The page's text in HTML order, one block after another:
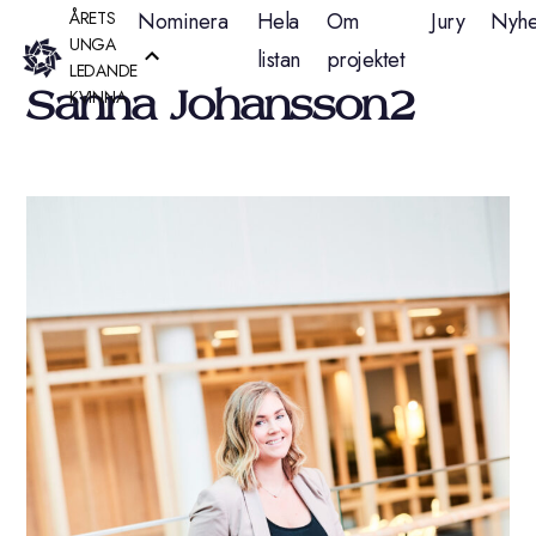
Hoppa
till
innehåll
ÅRETS
UNGA
LEDANDE
KVINNA
Nominera
Hela
listan
Om
projektet
Jury
Sanna Johansson2